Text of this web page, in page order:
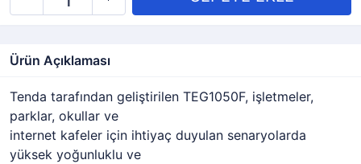
Ürün Açıklaması
Tenda tarafından geliştirilen TEG1050F, işletmeler,
parklar, okullar ve
internet kafeler için ihtiyaç duyulan senaryolarda
yüksek yoğunluklu ve